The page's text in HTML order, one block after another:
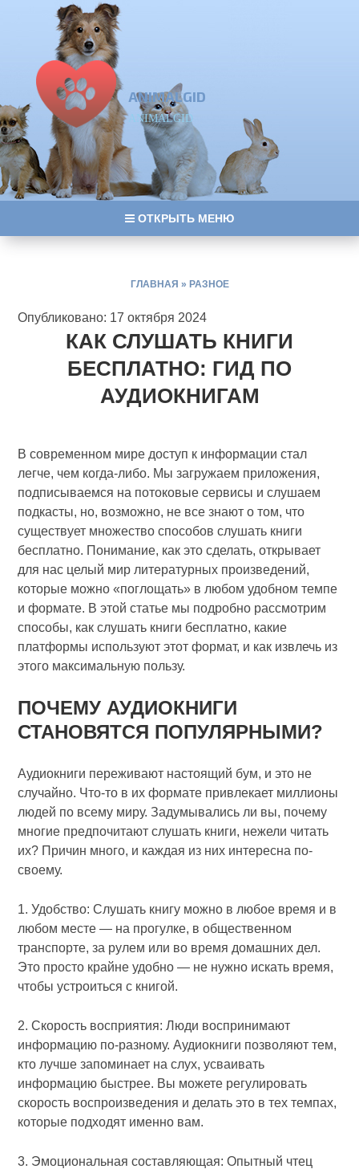
ANIMALGID
ANIMALGID
ОТКРЫТЬ МЕНЮ
ГЛАВНАЯ » РАЗНОЕ
Опубликовано: 17 октября 2024
КАК СЛУШАТЬ КНИГИ
БЕСПЛАТНО: ГИД ПО
АУДИОКНИГАМ
В современном мире доступ к информации стал
легче, чем когда-либо. Мы загружаем приложения,
подписываемся на потоковые сервисы и слушаем
подкасты, но, возможно, не все знают о том, что
существует множество способов слушать книги
бесплатно. Понимание, как это сделать, открывает
для нас целый мир литературных произведений,
которые можно «поглощать» в любом удобном темпе
и формате. В этой статье мы подробно рассмотрим
способы, как слушать книги бесплатно, какие
платформы используют этот формат, и как извлечь из
этого максимальную пользу.
ПОЧЕМУ АУДИОКНИГИ
СТАНОВЯТСЯ ПОПУЛЯРНЫМИ?
Аудиокниги переживают настоящий бум, и это не
случайно. Что-то в их формате привлекает миллионы
людей по всему миру. Задумывались ли вы, почему
многие предпочитают слушать книги, нежели читать
их? Причин много, и каждая из них интересна по-
своему.
1. Удобство: Слушать книгу можно в любое время и в
любом месте — на прогулке, в общественном
транспорте, за рулем или во время домашних дел.
Это просто крайне удобно — не нужно искать время,
чтобы устроиться с книгой.
2. Скорость восприятия: Люди воспринимают
информацию по-разному. Аудиокниги позволяют тем,
кто лучше запоминает на слух, усваивать
информацию быстрее. Вы можете регулировать
скорость воспроизведения и делать это в тех темпах,
которые подходят именно вам.
3. Эмоциональная составляющая: Опытный чтец